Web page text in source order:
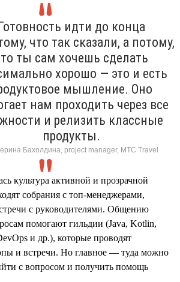
идти до конца
что так сказали, а потому,
ты сам хочешь сделать
хорошо — это и есть
мышление. Оно
нам проходить через все
и релизить классные
продукты.
Бахолдина, project manager, МТС Travel
культура активной и прозрачной
собрания с топ-менеджерами,
с руководителями. Общению
помогают гильдии (Java, Kotlin,
и др.), которые проводят
и встречи. Но главное — туда можно
с вопросом и получить помощь